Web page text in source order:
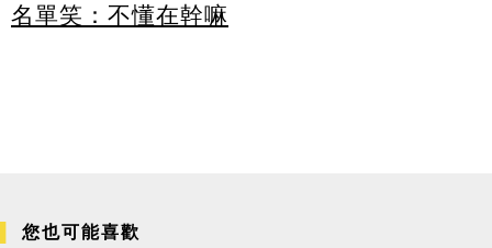
名單笑：不懂在幹嘛
您也可能喜歡